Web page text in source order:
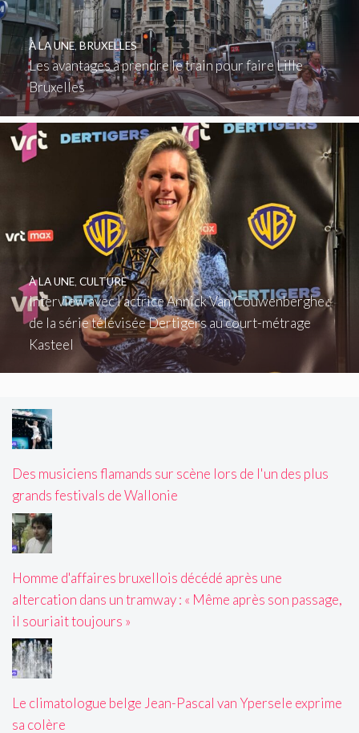
Les avantages à prendre le train pour faire Lille
Bruxelles
À LA UNE, BRUXELLES
Interview avec l’actrice Annick Van Couwenberghe :
de la série télévisée Dertigers au court-métrage
Kasteel
À LA UNE, CULTURE
Des musiciens flamands sur scène lors de l'un des plus
grands festivals de Wallonie
Homme d'affaires bruxellois décédé après une
altercation dans un tramway : « Même après son passage,
il souriait toujours »
Le climatologue belge Jean-Pascal van Ypersele exprime
sa colère